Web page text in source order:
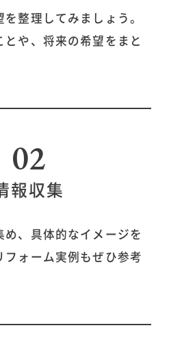
整理してみましょう。
とや、将来の希望をまと
02
報収集
め、具体的なイメージを
フォーム実例もぜひ参考